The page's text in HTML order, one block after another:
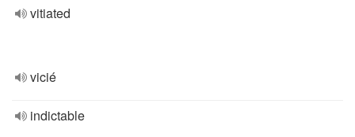
vitiated
vicié
indictable